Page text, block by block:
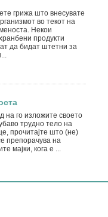
грижа што внесувате
во текот на
Некои
продукти
да бидат штетни за
на го изложите своето
трудно тело на
прочитајте што (не)
препорачува на
мајки, кога е ...